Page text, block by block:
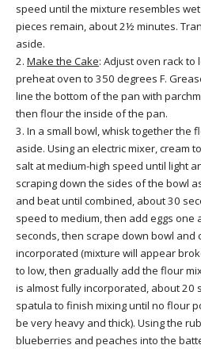
speed until the mixture resembles
pieces remain, about 2½ minutes.
aside.
2. Make the Cake: Adjust oven rack
preheat oven to 350 degrees F.
line the bottom of the pan with
then flour the inside of the pan.
3. In a small bowl, whisk together the
aside. Using an electric mixer, cream
salt at medium-high speed until light
scraping down the sides of the bowl
and beat until combined, about 30
speed to medium, then add eggs one
seconds, then scrape down bowl
incorporated (mixture will appear
to low, then gradually add the flour
is almost fully incorporated, about 20
spatula to finish mixing until no flour
be very heavy and thick). Using the
blueberries and peaches into the